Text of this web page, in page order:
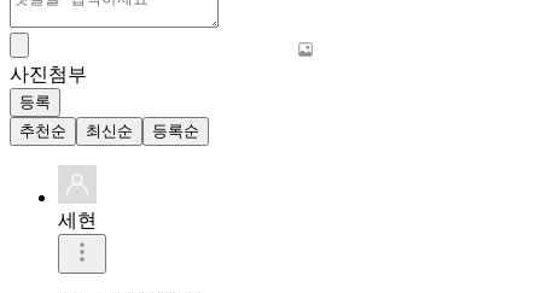
사진첨부
등록
추천순
최신순 등록순
세현